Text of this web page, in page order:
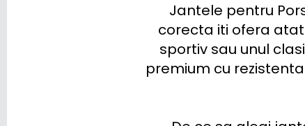
Jantele pentru
corecta iti ofera atat
sportiv sau unul
premium cu